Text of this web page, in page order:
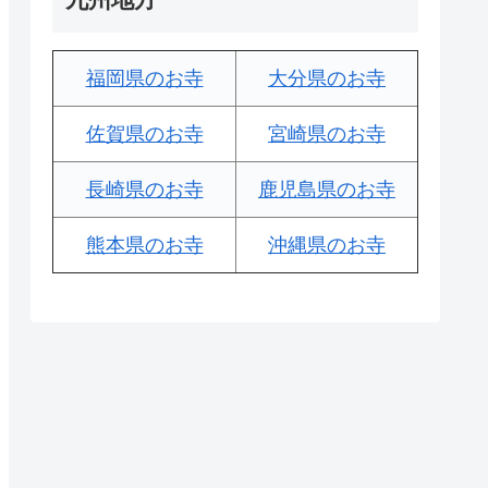
福岡県のお寺 大分県のお寺
佐賀県のお寺 宮崎県のお寺
長崎県のお寺 鹿児島県のお寺
熊本県のお寺 沖縄県のお寺